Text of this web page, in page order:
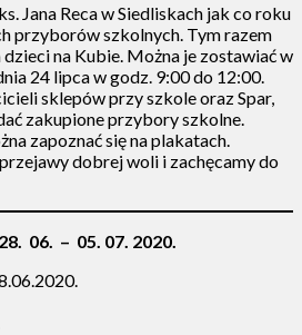
Jana Reca w Siedliskach jak co roku
przyborów szkolnych. Tym razem
na Kubie. Można je zostawiać w
24 lipca w godz. 9:00 do 12:00.
sklepów przy szkole oraz Spar,
zakupione przybory szkolne.
zapoznać się na plakatach.
dobrej woli i zachęcamy do
06. – 05. 07. 2020.